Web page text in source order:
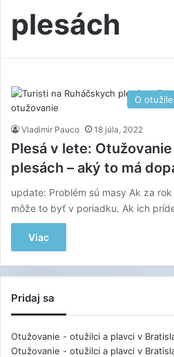
plesách
O
Vladimir Pauco 18 júla, 2022
Plesá v lete:
plesách – aký to má
update: Problém sú masy Ak za
môže to byť v poriadku. Ak ich
Viac
Pridaj sa
Otužovanie - otužilci a plavci v
Otužovanie - otužilci a plavci v